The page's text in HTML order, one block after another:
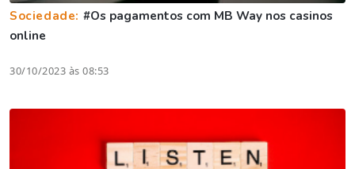
Sociedade: #Os pagamentos com MB Way nos casinos
online
30/10/2023 às 08:53